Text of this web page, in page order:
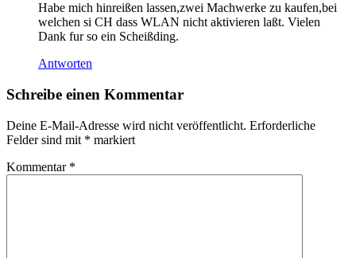
Habe mich hinreißen lassen,zwei Machwerke zu kaufen,bei
welchen si CH dass WLAN nicht aktivieren laßt. Vielen
Dank fur so ein Scheißding.
Antworten
Schreibe einen Kommentar
Deine E-Mail-Adresse wird nicht veröffentlicht. Erforderliche
Felder sind mit * markiert
Kommentar *